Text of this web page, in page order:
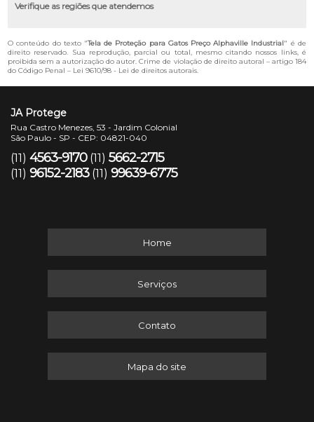
Verifique as regiões que atendemos
O conteúdo do texto "Tela de Proteção para Gatos Preço Alphaville Industrial" é de
direito reservado. Sua reprodução, parcial ou total, mesmo citando nossos links, é
proibida sem a autorização do autor. Crime de violação de direito autoral – artigo 184
do Código Penal – Lei 9610/98 - Lei de direitos autorais.
JA Protege
Rua Castro Menezes, 53 - Jardim Colonial
São Paulo - SP - CEP: 04821-040
(11) 4563-9170 (11) 5662-2715
(11) 96152-2183 (11) 99639-6775
Home
Serviços
Contato
Mapa do site